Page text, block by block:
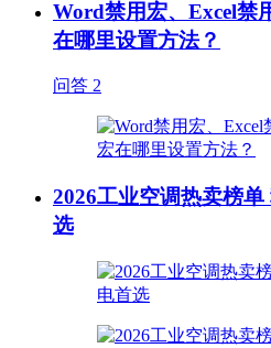
Word禁用宏、Excel禁
在哪里设置方法？
问答 2
2026工业空调热卖榜
选